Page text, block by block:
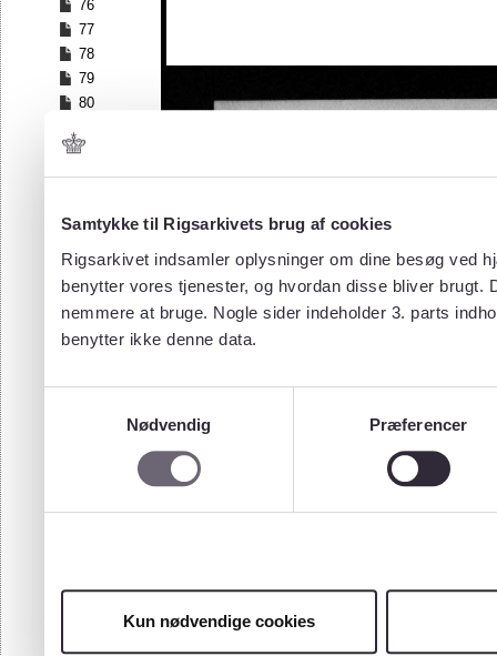
Samtykke til Rigsarkivets brug af cookies
Rigsarkivet indsamler oplysninger om dine besøg ved
benytter vores tjenester, og hvordan disse bliver
nemmere at bruge. Nogle sider indeholder 3. parts
benytter ikke denne data.
Nødvendig
Præferencer
Kun nødvendige cookies
76
77
78
79
80
82
83
85
87
88
89
90
97
100